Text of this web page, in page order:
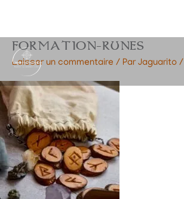
Aller
contenu
FORMATION-RUNES
Laisser un commentaire / ParJaguarito /